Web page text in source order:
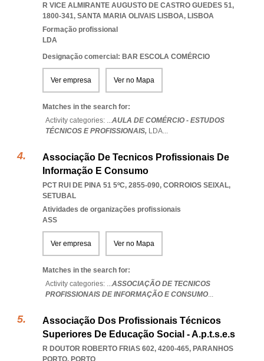
R VICE ALMIRANTE AUGUSTO DE CASTRO GUEDES 51,
1800-341, SANTA MARIA OLIVAIS LISBOA, LISBOA
Formação profissional
LDA
Designação comercial: BAR ESCOLA COMÉRCIO
Ver empresa Ver no Mapa
Matches in the search for:
Activity categories: ...AULA DE COMÉRCIO - ESTUDOS
TÉCNICOS E PROFISSIONAIS, LDA...
Associação De Tecnicos Profissionais De
Informação E Consumo
PCT RUI DE PINA 51 5ºC, 2855-090, CORROIOS SEIXAL,
SETUBAL
Atividades de organizações profissionais
ASS
Ver empresa Ver no Mapa
Matches in the search for:
Activity categories: ...ASSOCIAÇÃO DE TECNICOS
PROFISSIONAIS DE INFORMAÇÃO E CONSUMO...
Associação Dos Profissionais Técnicos
Superiores De Educação Social - A.p.t.s.e.s
R DOUTOR ROBERTO FRIAS 602, 4200-465, PARANHOS
PORTO, PORTO